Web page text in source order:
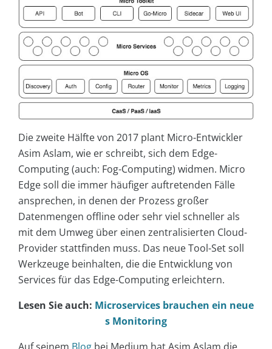
Die zweite Hälfte von 2017 plant Micro-Entwickler
Asim Aslam, wie er schreibt, sich dem Edge-
Computing (auch: Fog-Computing) widmen. Micro
Edge soll die immer häufiger auftretenden Fälle
ansprechen, in denen der Prozess großer
Datenmengen offline oder sehr viel schneller als
mit dem Umweg über einen zentralisierten Cloud-
Provider stattfinden muss. Das neue Tool-Set soll
Werkzeuge beinhalten, die die Entwicklung von
Services für das Edge-Computing erleichtern.
Lesen Sie auch: Microservices brauchen ein neue
s Monitoring